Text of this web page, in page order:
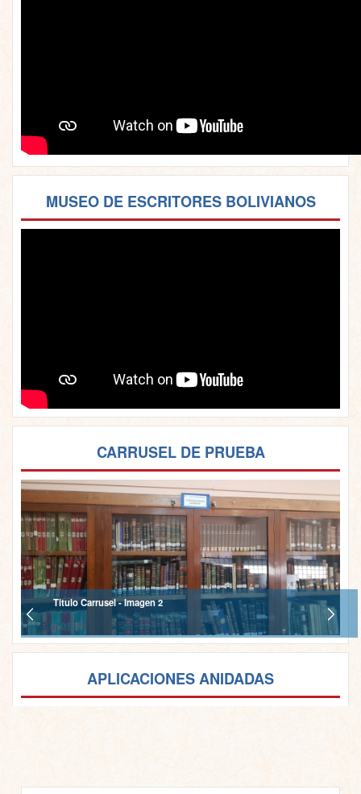
MUSEO DE ESCRITORES BOLIVIANOS
CARRUSEL DE PRUEBA
Titulo Carrusel - Imagen 2
APLICACIONES ANIDADAS